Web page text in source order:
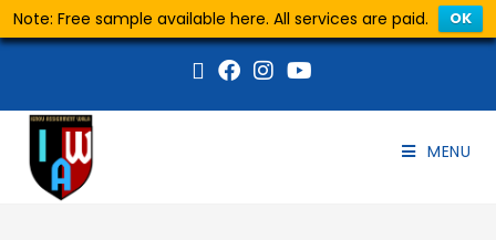
Note: Free sample available here. All services are paid. OK
MENU